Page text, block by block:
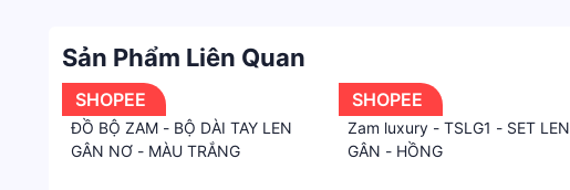
Sản Phẩm Liên Quan
SHOPEE
ĐỒ BỘ ZAM - BỘ DÀI TAY LEN
GÂN NƠ - MÀU TRẮNG
SHOPEE
Zam luxury - TSLG1 - SET LEN
GÂN - HỒNG